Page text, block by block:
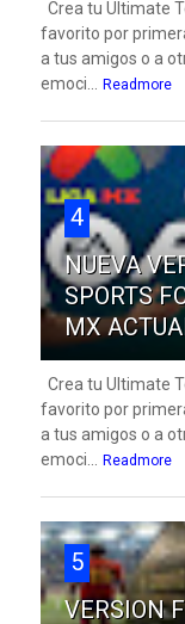
Crea tu Ultimate
favorito por
a tus amigos o a
emoci...
Readmore
4
NUEVA
SPORTS
MX
Crea tu Ultimate
favorito por
a tus amigos o a
emoci...
Readmore
5
VERSION